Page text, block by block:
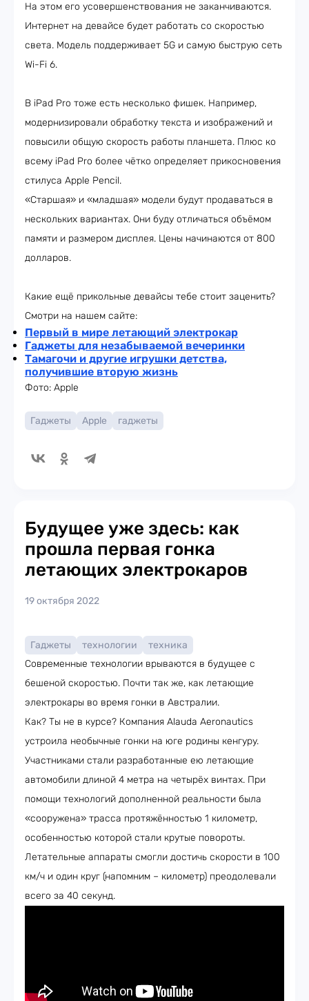
На этом его усовершенствования не заканчиваются.
Интернет на девайсе будет работать со скоростью
света. Модель поддерживает 5G и самую быструю сеть
Wi-Fi 6.
В iPad Pro тоже есть несколько фишек. Например,
модернизировали обработку текста и изображений и
повысили общую скорость работы планшета. Плюс ко
всему iPad Pro более чётко определяет прикосновения
стилуса Apple Pencil.
«Старшая» и «младшая» модели будут продаваться в
нескольких вариантах. Они буду отличаться объёмом
памяти и размером дисплея. Цены начинаются от 800
долларов.
Какие ещё прикольные девайсы тебе стоит заценить?
Смотри на нашем сайте:
Первый в мире летающий электрокар
Гаджеты для незабываемой вечеринки
Тамагочи и другие игрушки детства,
получившие вторую жизнь
Фото: Apple
Гаджеты Apple гаджеты
Будущее уже здесь: как
прошла первая гонка
летающих электрокаров
19 октября 2022
Гаджеты технологии
техника
Современные технологии врываются в будущее с
бешеной скоростью. Почти так же, как летающие
электрокары во время гонки в Австралии.
Как? Ты не в курсе? Компания Alauda Aeronautics
устроила необычные гонки на юге родины кенгуру.
Участниками стали разработанные ею летающие
автомобили длиной 4 метра на четырёх винтах. При
помощи технологий дополненной реальности была
«сооружена» трасса протяжённостью 1 километр,
особенностью которой стали крутые повороты.
Летательные аппараты смогли достичь скорости в 100
км/ч и один круг (напомним – километр) преодолевали
всего за 40 секунд.